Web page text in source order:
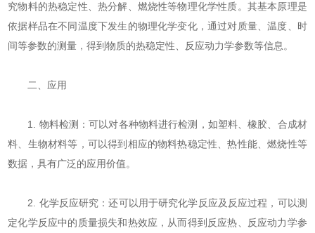
究物料的热稳定性、热分解、燃烧性等物理化学性质。其基本原理是
依据样品在不同温度下发生的物理化学变化，通过对质量、温度、时
间等参数的测量，得到物质的热稳定性、反应动力学参数等信息。
二、应用
1. 物料检测：可以对各种物料进行检测，如塑料、橡胶、合成材
料、生物材料等，可以得到相应的物料热稳定性、热性能、燃烧性等
数据，具有广泛的应用价值。
2. 化学反应研究：还可以用于研究化学反应及反应过程，可以测
定化学反应中的质量损失和热效应，从而得到反应热、反应动力学参